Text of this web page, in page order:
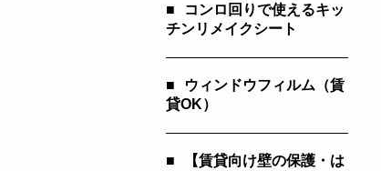
■
コンロ回りで使えるキッ
チンリメイクシート
■
ウィンドウフィルム（賃
貸OK）
■
【賃貸向け壁の保護・は